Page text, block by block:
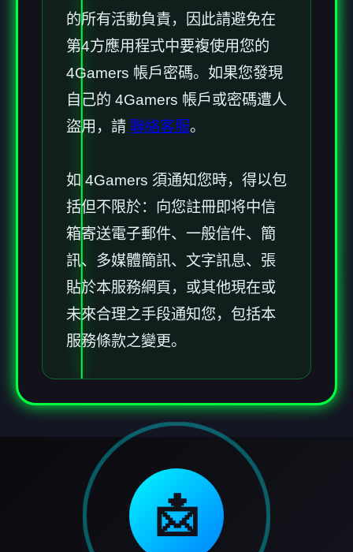
的所有活動負責，因此請避免在
第4方應用程式中要複使用您的
4Gamers 帳戶密碼。如果您發現
自己的 4Gamers 帳戶或密碼遭人
盜用，請 聯絡客服。
如 4Gamers 須通知您時，得以包
括但不限於：向您註冊即将中信
箱寄送電子郵件、一般信件、簡
訊、多媒體簡訊、文字訊息、張
貼於本服務網頁，或其他現在或
未來合理之手段通知您，包括本
服務條款之變更。
📩